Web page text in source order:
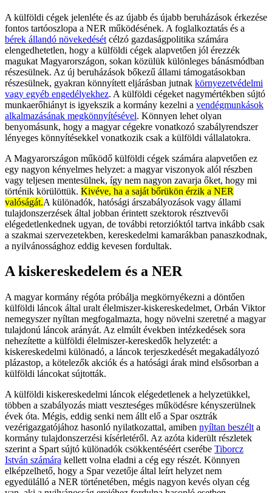
A külföldi cégek jelenléte és az újabb és újabb beruházások érkezése
fontos tartóoszlopa a NER működésének. A foglalkoztatás és a
bérek állandó növekedését célzó gazdaságpolitika számára
elengedhetetlen, hogy a külföldi cégek alapvetően jól érezzék
magukat Magyarországon, sokan közülük különleges bánásmódban
részesülnek. Az új beruházások bőkezű állami támogatásokban
részesülnek, gyakran könnyített eljárásban jutnak környezetvédelmi
vagy egyéb engedélyekhez. A külföldi cégeket nagymértékben sújtó
munkaerőhiányt is igyekszik a kormány kezelni a vendégmunkások
alkalmazásának megkönnyítésével. Könnyen lehet olyan
benyomásunk, hogy a magyar cégekre vonatkozó szabályrendszer
lényeges könnyítésekkel vonatkozik csak a külföldi vállalatokra.
A Magyarországon működő külföldi cégek számára alapvetően ez
egy nagyon kényelmes helyzet: a magyar viszonyok alól részben
vagy teljesen mentesülnek, így nem nagyon zavarja őket, hogy mi
történik körülöttük. Kivéve, ha a saját bőrükön érzik a NER
valóságát.A különadók, hatósági árszabályozások vagy állami
tulajdonszerzések által jobban érintett szektorok résztvevői
elégedetlenkednek ugyan, de további retorzióktól tartva inkább csak
a szakmai szervezetekben, kereskedelmi kamarákban panaszkodnak,
a nyilvánossághoz eddig kevesen fordultak.
A kiskereskedelem és a NER
A magyar kormány régóta próbálja megkörnyékezni a döntően
külföldi láncok által uralt élelmiszer-kiskereskedelmet, Orbán Viktor
nemegyszer nyíltan megfogalmazta, hogy növelni szeretné a magyar
tulajdonú láncok arányát. Az elmúlt években intézkedések sora
nehezítette a külföldi élelmiszer-kereskedők helyzetét: a
kiskereskedelmi különadó, a láncok terjeszkedését megakadályozó
plázastop, a kötelezők akciók és a hatósági árak mind elsősorban a
külföldi láncokat sújtották.
A külföldi kiskereskedelmi láncok elégedetlenek a helyzetükkel,
többen a szabályozás miatt veszteséges működésre kényszerülnek
évek óta. Mégis, eddig senki nem állt elő a Spar osztrák
vezérigazgatójához hasonló nyilatkozattal, amiben nyíltan beszélt a
kormány tulajdonszerzési kísérletéről. Az azóta kiderült részletek
szerint a Spart sújtó különadók csökkentéséért cserébe Tiborcz
István számára kellett volna eladni a cég egy részét. Könnyen
elképzelhető, hogy a Spar vezetője által leírt helyzet nem
egyedülálló a NER történetében, mégis nagyon kevés olyan cég